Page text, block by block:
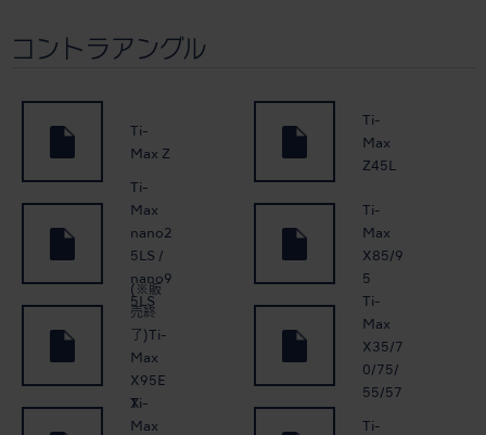
コントラアングル
Ti-
Max Z
Ti-
Max
Z45L
Ti-
Max
nano2
5LS /
nano9
5LS
Ti-
Max
X85/9
5
(※販
売終
了)Ti-
Max
X95E
X
Ti-
Max
X35/7
0/75/
55/57
Ti-
Max
Ti-